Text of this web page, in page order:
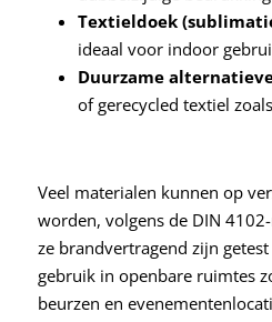
Textieldoek
ideaal voor indoor
Duurzame
of gerecycled textiel zoals
Veel materialen kunnen op
worden, volgens de DIN
ze brandvertragend zijn
gebruik in openbare ruimtes
beurzen en